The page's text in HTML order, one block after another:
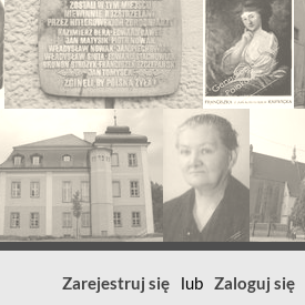
Zarejestruj się lub Zaloguj się